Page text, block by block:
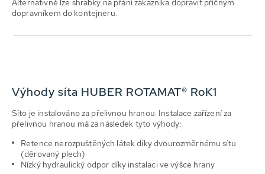
dopravníkem do kontejneru.
Výhody síta HUBER ROTAMAT® RoK1
Síto je instalováno za přelivnou hranou. Instalace zařízení za
přelivnou hranou má za následek tyto výhody:
Retence nerozpuštěných látek díky dvourozměrnému sítu
(děrovaný plech)
Nízký hydraulický odpor díky instalaci ve výšce hrany